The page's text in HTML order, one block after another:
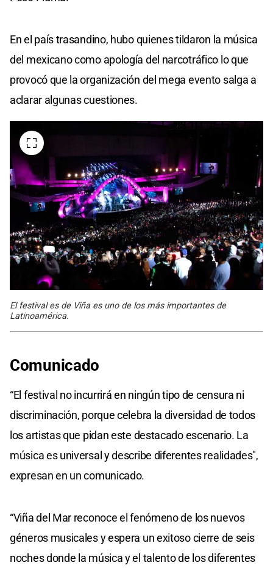
En el país trasandino, hubo quienes tildaron la música
del mexicano como apología del narcotráfico lo que
provocó que la organización del mega evento salga a
aclarar algunas cuestiones.
El festival es de Viña es uno de los más importantes de
Latinoamérica.
Comunicado
“El festival no incurrirá en ningún tipo de censura ni
discriminación, porque celebra la diversidad de todos
los artistas que pidan este destacado escenario. La
música es universal y describe diferentes realidades",
expresan en un comunicado.
“Viña del Mar reconoce el fenómeno de los nuevos
géneros musicales y espera un exitoso cierre de seis
noches donde la música y el talento de los diferentes